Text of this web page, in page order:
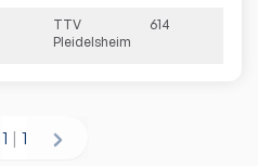
TTV
Pleidelsheim
614
1 | 1